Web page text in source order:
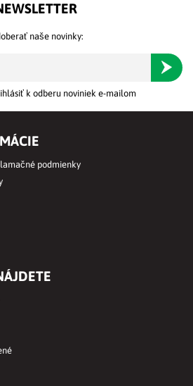
naše novinky:
k odberu noviniek e-mailom
podmienky